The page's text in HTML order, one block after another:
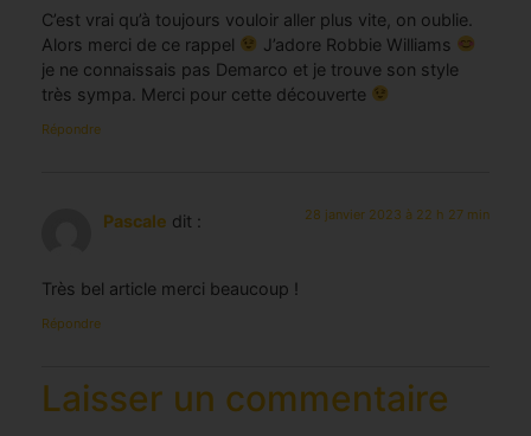
C’est vrai qu’à toujours vouloir aller plus vite, on oublie.
Alors merci de ce rappel
J’adore Robbie Williams
je ne connaissais pas Demarco et je trouve son style
très sympa. Merci pour cette découverte
Répondre
Pascale dit : 28 janvier 2023 à 22 h 27 min
Très bel article merci beaucoup !
Répondre
Laisser un commentaire